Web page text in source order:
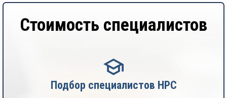
Стоимость специалистов
Подбор специалистов НРС